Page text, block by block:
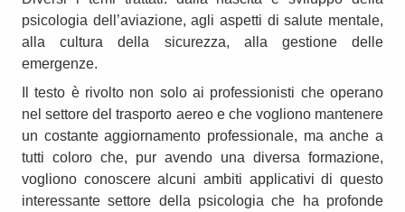
psicologia dell’aviazione, agli aspetti di salute mentale,
alla cultura della sicurezza, alla gestione delle
emergenze.
Il testo è rivolto non solo ai professionisti che operano
nel settore del trasporto aereo e che vogliono mantenere
un costante aggiornamento professionale, ma anche a
tutti coloro che, pur avendo una diversa formazione,
vogliono conoscere alcuni ambiti applicativi di questo
interessante settore della psicologia che ha profonde